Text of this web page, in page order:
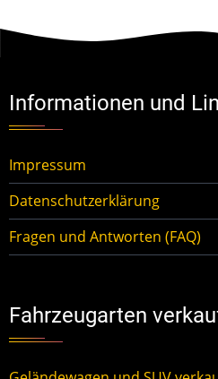
Informationen und
Impressum
Datenschutzerklärung
Fragen und Antworten (FAQ)
Fahrzeugarten